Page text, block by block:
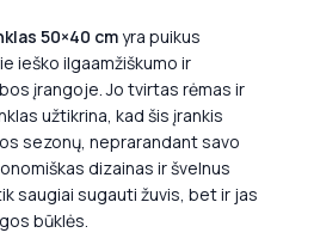
50×40 cmyra puikus
ieško ilgaamžiškumo ir
įrangoje. Jo tvirtas rėmas ir
užtikrina, kad šis įrankis
sezonų, neprarandant savo
dizainas ir švelnus
saugiai sugauti žuvis, bet ir jas
būklės.